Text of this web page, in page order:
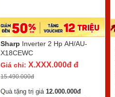
Sharp Inverter 2 Hp AH/AU-
X18CEWC
Giá chỉ: X.XXX.000đ đ
15.490.000đ
Quà tặng trị giá 12.000.000đ